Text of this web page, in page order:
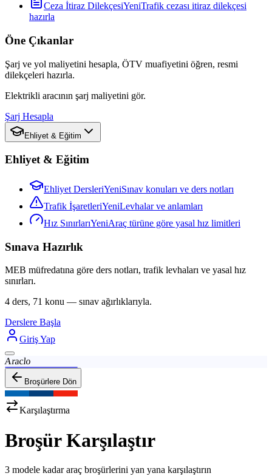
Ceza İtiraz DilekçesiYeniTrafik cezası itiraz dilekçesi
hazırla
Öne Çıkanlar
Şarj ve yol maliyetini hesapla, ÖTV muafiyetini öğren, resmi
dilekçeleri hazırla.
Elektrikli aracının şarj maliyetini gör.
Şarj Hesapla
Ehliyet & Eğitim
Ehliyet & Eğitim
Ehliyet DersleriYeniSınav konuları ve ders notları
Trafik İşaretleriYeniLevhalar ve anlamları
Hız SınırlarıYeniAraç türüne göre yasal hız limitleri
Sınava Hazırlık
MEB müfredatına göre ders notları, trafik levhaları ve yasal hız
sınırları.
4 ders, 71 konu — sınav ağırlıklarıyla.
Derslere Başla
Giriş Yap
Araclo
Broşürlere Dön
Karşılaştırma
Broşür Karşılaştır
3 modele kadar araç broşürlerini yan yana karşılaştırın